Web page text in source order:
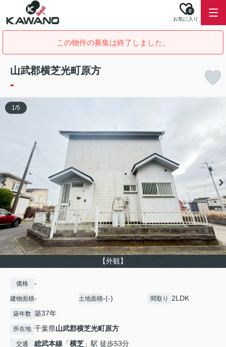
お気に入り
0
この物件の募集は終了しました。
山武郡横芝光町原方
-
【外観】
1/5
価格 -
建物面積- 土地面積-(-) 間取り 2LDK
築年数 築37年
所在地 千葉県山武郡横芝光町原方
交通 総武本線 「横芝 」駅 徒歩53分